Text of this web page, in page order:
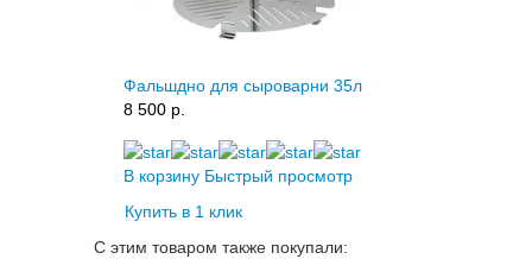
Фальшдно для сыроварни 35л
8 500 p.
В корзину Быстрый просмотр
Купить в 1 клик
С этим товаром также покупали: